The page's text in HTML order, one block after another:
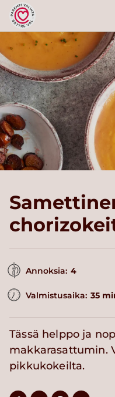
Annoksia: 4
Valmistusaika: 35
Tässä helppo ja
makkarasattumin.
pikkukokeilta.